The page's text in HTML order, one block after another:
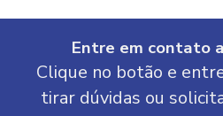
Entre em contato
Clique no botão e
tirar dúvidas ou